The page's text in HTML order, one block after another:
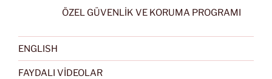
ÖZEL GÜVENLİK VE KORUMA PROGRAMI
ENGLISH
FAYDALI VİDEOLAR